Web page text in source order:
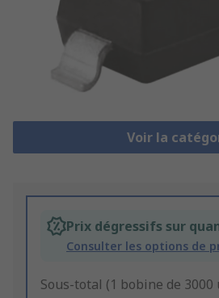
Voir la
Prix dégressifs sur
Consulter les options de
Sous-total (1 bobine de